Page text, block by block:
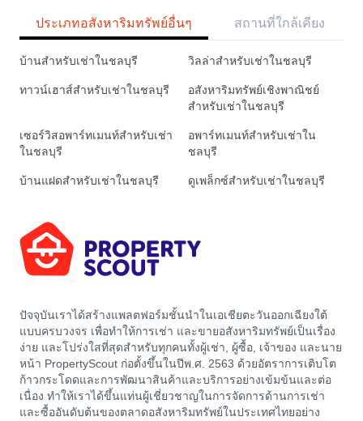
ประเภทอสังหาริมทรัพย์อื่นๆ สถานที่ใกล้เคียง
บ้านสำหรับเช่าในชลบุรี วิลล่าสำหรับเช่าในชลบุรี
ทาวน์เฮาส์สำหรับเช่าในชลบุรี
อสังหาริมทรัพย์เชิงพาณิชย์
สำหรับเช่าในชลบุรี
เซอร์วิสอพาร์ทเมนท์สำหรับเช่า
ในชลบุรี
อพาร์ทเมนท์สำหรับเช่าใน
ชลบุรี
บ้านแฝดสำหรับเช่าในชลบุรี ดูเพล็กซ์สำหรับเช่าในชลบุรี
ปัจจุบันเราได้สร้างแพลตฟอร์มชั้นนำในเอเชียตะวันออกเฉียงใต้
แบบครบวงจร เพื่อทำให้การเช่า และขายอสังหาริมทรัพย์เป็นเรื่อง
ง่าย และโปร่งใสที่สุดสำหรับทุกคนทั้งผู้เช่า, ผู้ซื้อ, เจ้าของ และนาย
หน้า PropertyScout ก่อตั้งขึ้นในปีพ.ศ. 2563 ด้วยอัตราการเติบโต
ก้าวกระโดดและการพัฒนาสินค้าและบริการอย่างเข้มข้นและต่อ
เนื่อง ทำให้เราได้ขึ้นแท่นผู้เชี่ยวชาญในการจัดการด้านการเช่า
และซื้ออันดับต้นของตลาดอสังหาริมทรัพย์ในประเทศไทยอย่าง